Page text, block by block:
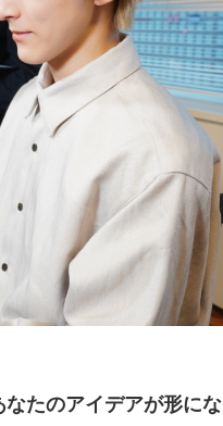
たのアイデアが形にな